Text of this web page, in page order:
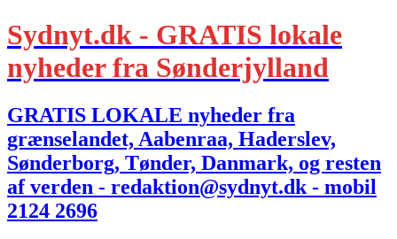
Sydnyt.dk - GRATIS lokale
nyheder fra Sønderjylland
GRATIS LOKALE nyheder fra
grænselandet, Aabenraa, Haderslev,
Sønderborg, Tønder, Danmark, og resten
af verden - redaktion@sydnyt.dk - mobil
2124 2696